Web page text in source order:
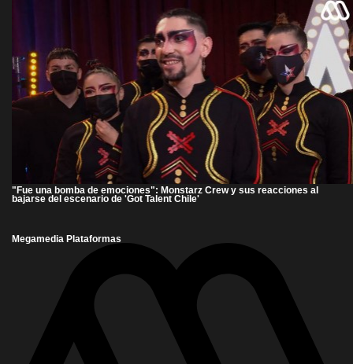
"Fue una bomba de emociones": Monstarz Crew y sus reacciones al
bajarse del escenario de 'Got Talent Chile'
Megamedia Plataformas